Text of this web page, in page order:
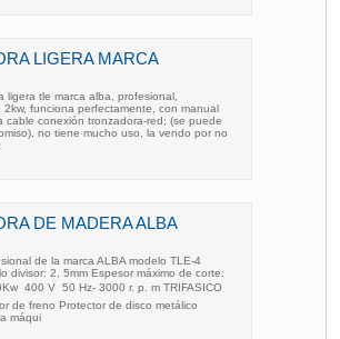
LIGERA MARCA
ligera tle marca alba, profesional,
2kw, funciona perfectamente, con manual
cable conexión tronzadora-red; (se puede
no tiene mucho uso, la vendo por no
DE MADERA ALBA
de la marca ALBA modelo TLE-4
divisor: 2, 5mm Espesor máximo de corte:
 400 V  50 Hz- 3000 r. p. m TRIFASICO
de freno Protector de disco metálico
máqui